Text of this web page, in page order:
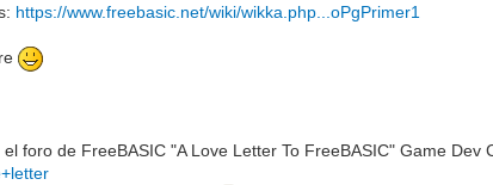
https://www.freebasic.net/wiki/wikka.php...oPgPrimer1
foro de FreeBASIC "A Love Letter To FreeBASIC" Game